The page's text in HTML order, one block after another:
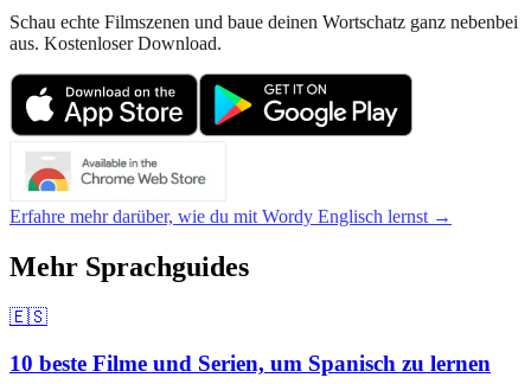
Schau echte Filmszenen und baue deinen Wortschatz ganz nebenbei
aus. Kostenloser Download.
Erfahre mehr darüber, wie du mit Wordy Englisch lernst →
Mehr Sprachguides
🇪🇸
10 beste Filme und Serien, um Spanisch zu lernen